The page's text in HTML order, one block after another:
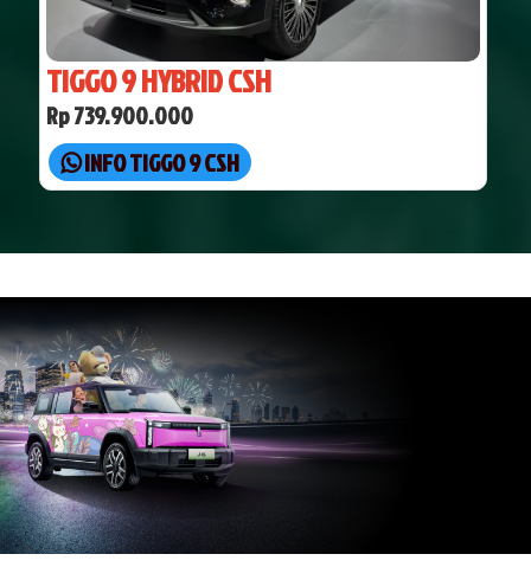
TIGGO 9 HYBRID CSH
Rp 739.900.000
INFO TIGGO 9 CSH